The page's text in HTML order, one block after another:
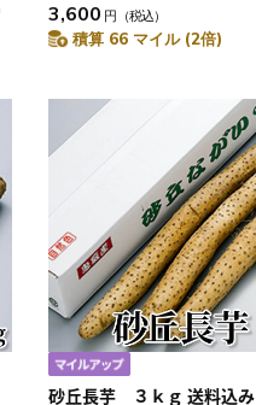
3,600 円 （税込）
積算 66 マイル (2倍)
砂丘長芋 ３ｋｇ 送料込み